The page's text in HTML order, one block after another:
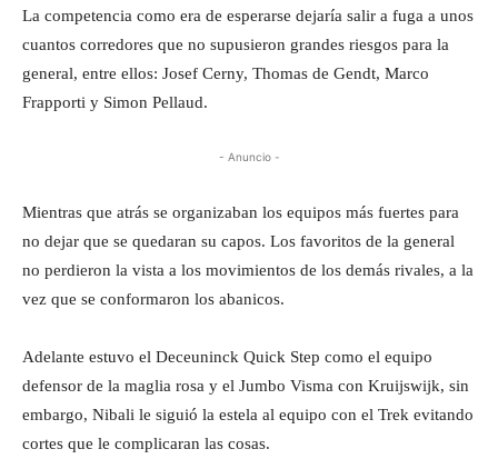
La competencia como era de esperarse dejaría salir a fuga a unos
cuantos corredores que no supusieron grandes riesgos para la
general, entre ellos: Josef Cerny, Thomas de Gendt, Marco
Frapporti y Simon Pellaud.
- Anuncio -
Mientras que atrás se organizaban los equipos más fuertes para
no dejar que se quedaran su capos. Los favoritos de la general
no perdieron la vista a los movimientos de los demás rivales, a la
vez que se conformaron los abanicos.
Adelante estuvo el Deceuninck Quick Step como el equipo
defensor de la maglia rosa y el Jumbo Visma con Kruijswijk, sin
embargo, Nibali le siguió la estela al equipo con el Trek evitando
cortes que le complicaran las cosas.